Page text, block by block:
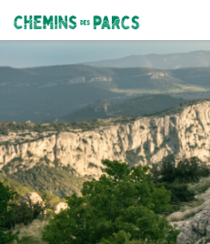
Chemins des Parcs